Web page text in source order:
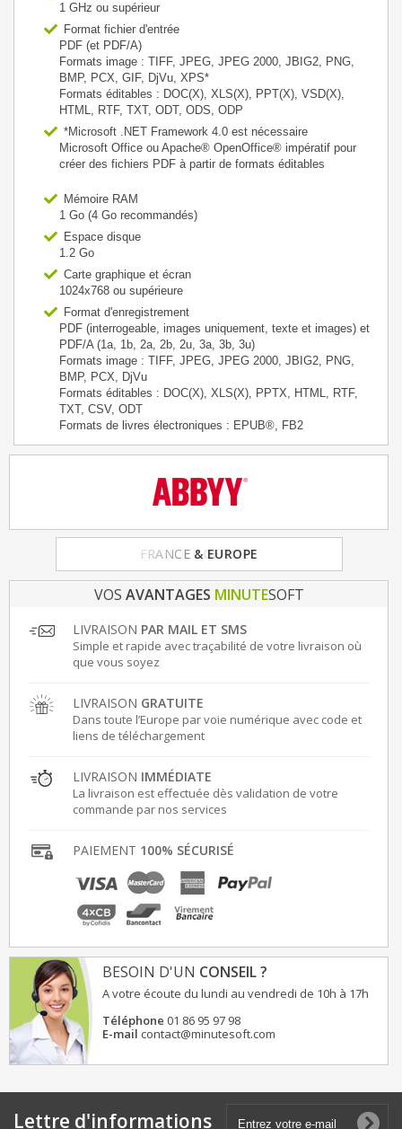
1 GHz ou supérieur
Format fichier d'entrée
PDF (et PDF/A)
Formats image : TIFF, JPEG, JPEG 2000, JBIG2, PNG,
BMP, PCX, GIF, DjVu, XPS*
Formats éditables : DOC(X), XLS(X), PPT(X), VSD(X),
HTML, RTF, TXT, ODT, ODS, ODP
*Microsoft .NET Framework 4.0 est nécessaire
Microsoft Office ou Apache® OpenOffice® impératif pour
créer des fichiers PDF à partir de formats éditables
Mémoire RAM
1 Go (4 Go recommandés)
Espace disque
1.2 Go
Carte graphique et écran
1024x768 ou supérieure
Format d'enregistrement
PDF (interrogeable, images uniquement, texte et images) et
PDF/A (1a, 1b, 2a, 2b, 2u, 3a, 3b, 3u)
Formats image : TIFF, JPEG, JPEG 2000, JBIG2, PNG,
BMP, PCX, DjVu
Formats éditables : DOC(X), XLS(X), PPTX, HTML, RTF,
TXT, CSV, ODT
Formats de livres électroniques : EPUB®, FB2
FRANCE & EUROPE
VOS AVANTAGES MINUTESOFT
LIVRAISON PAR MAIL ET SMS
Simple et rapide avec traçabilité de votre livraison où
que vous soyez
LIVRAISON GRATUITE
Dans toute l’Europe par voie numérique avec code et
liens de téléchargement
LIVRAISON IMMÉDIATE
La livraison est effectuée dès validation de votre
commande par nos services
PAIEMENT 100% SÉCURISÉ
BESOIN D'UN CONSEIL ?
A votre écoute du lundi au vendredi de 10h à 17h
Téléphone 01 86 95 97 98
E-mail contact@minutesoft.com
Lettre d'informations